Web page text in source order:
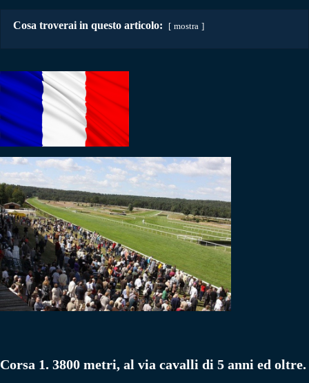
Cosa troverai in questo articolo: mostra
Corsa 1. 3800 metri, al via cavalli di 5 anni ed oltre.